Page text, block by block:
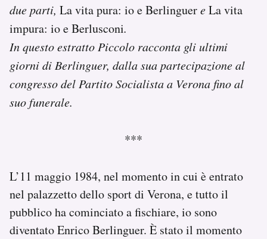
Hai bisogno di aiuto?
Esci
due parti, La vita pura: io e BerlinguereLa vita
impura: io e Berlusconi.
In questo estratto Piccolo racconta gli ultimi
giorni di Berlinguer, dalla sua partecipazione al
congresso del Partito Socialista a Verona fino al
suo funerale.
***
L’11 maggio 1984, nel momento in cui è entrato
nel palazzetto dello sport di Verona, e tutto il
pubblico ha cominciato a fischiare, io sono
diventato Enrico Berlinguer. È stato il momento